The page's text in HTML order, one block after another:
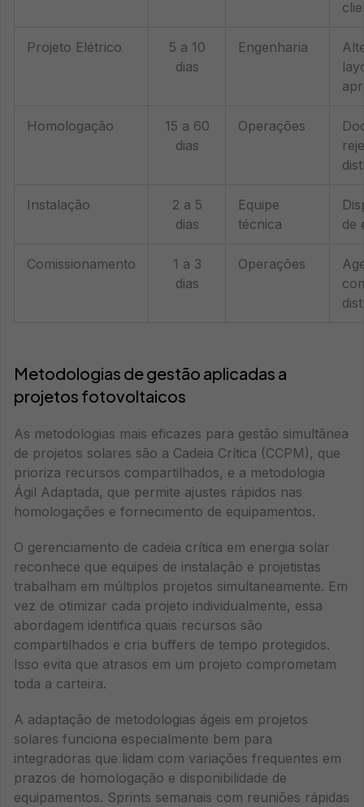
Projeto Elétrico
5 a 10
dias
Engenharia
Homologação
15 a 60
dias
Operações
Instalação
2 a 5
dias
Equipe
técnica
de
Comissionamento
1 a 3
dias
Operações
Metodologias de gestão aplicadas a
projetos fotovoltaicos
As metodologias mais eficazes para gestão simultânea
de projetos solares são a Cadeia Crítica (CCPM), que
prioriza recursos compartilhados, e a metodologia
Ágil Adaptada, que permite ajustes rápidos nas
homologações e fornecimento de equipamentos.
O gerenciamento de cadeia crítica em energia solar
reconhece que equipes de instalação e projetistas
trabalham em múltiplos projetos simultaneamente. Em
vez de otimizar cada projeto individualmente, essa
abordagem identifica quais recursos são
compartilhados e cria buffers de tempo protegidos.
Isso evita que atrasos em um projeto comprometam
toda a carteira.
A adaptação de metodologias ágeis em projetos
solares funciona especialmente bem para
integradoras que lidam com variações frequentes em
prazos de homologação e disponibilidade de
equipamentos. Sprints semanais com reuniões rápidas